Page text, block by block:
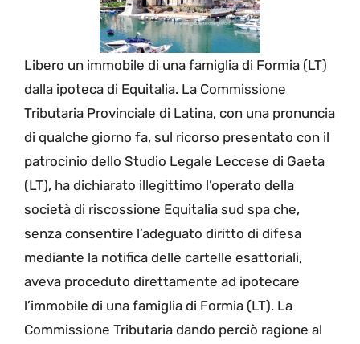
Libero un immobile di una famiglia di Formia (LT)
dalla ipoteca di Equitalia. La Commissione
Tributaria Provinciale di Latina, con una pronuncia
di qualche giorno fa, sul ricorso presentato con il
patrocinio dello Studio Legale Leccese di Gaeta
(LT), ha dichiarato illegittimo l’operato della
società di riscossione Equitalia sud spa che,
senza consentire l’adeguato diritto di difesa
mediante la notifica delle cartelle esattoriali,
aveva proceduto direttamente ad ipotecare
l’immobile di una famiglia di Formia (LT). La
Commissione Tributaria dando perciò ragione al